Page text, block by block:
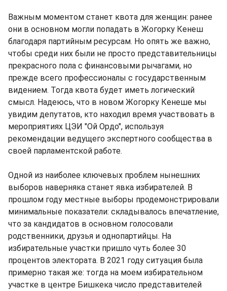
Важным моментом станет квота для женщин: ранее
они в основном могли попадать в Жогорку Кенеш
благодаря партийным ресурсам. Но опять же важно,
чтобы среди них были не просто представительницы
прекрасного пола с финансовыми рычагами, но
прежде всего профессионалы с государственным
видением. Тогда квота будет иметь логический
смысл. Надеюсь, что в новом Жогорку Кенеше мы
увидим депутатов, кто находил время участвовать в
мероприятиях ЦЭИ "Ой Ордо", используя
рекомендации ведущего экспертного сообщества в
своей парламентской работе.
Одной из наиболее ключевых проблем нынешних
выборов наверняка станет явка избирателей. В
прошлом году местные выборы продемонстрировали
минимальные показатели: складывалось впечатление,
что за кандидатов в основном голосовали
родственники, друзья и однопартийцы. На
избирательные участки пришло чуть более 30
процентов электората. В 2021 году ситуация была
примерно такая же: тогда на моем избирательном
участке в центре Бишкека число представителей